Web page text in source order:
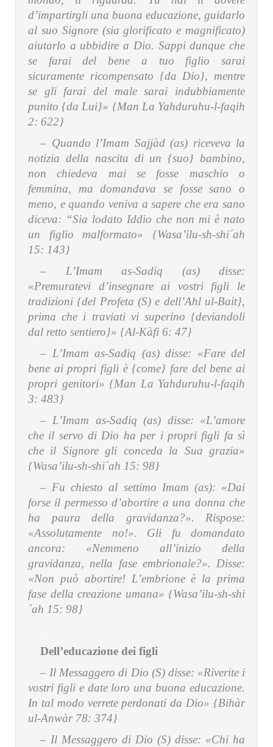
d’impartirgli una buona educazione, guidarlo
al suo Signore (sia glorificato e magnificato)
aiutarlo a ubbidire a Dio. Sappi dunque che
se farai del bene a tuo figlio sarai
sicuramente ricompensato {da Dio}, mentre
se gli farai del male sarai indubbiamente
punito {da Lui}» {Man La Yahduruhu-l-faqih
2: 622}
– Quando l’Imam Sajjàd (as) riceveva la
notizia della nascita di un {suo} bambino,
non chiedeva mai se fosse maschio o
femmina, ma domandava se fosse sano o
meno, e quando veniva a sapere che era sano
diceva: “Sia lodato Iddio che non mi è nato
un figlio malformato» {Wasa’ilu-sh-shi´ah
15: 143}
– L’Imam as-Sadiq (as) disse:
«Premuratevi d’insegnare ai vostri figli le
tradizioni {del Profeta (S) e dell’Ahl ul-Bait},
prima che i traviati vi superino {deviandoli
dal retto sentiero}» {Al-Kàfi 6: 47}
– L’Imam as-Sadiq (as) disse: «Fare del
bene ai propri figli è {come} fare del bene ai
propri genitori» {Man La Yahduruhu-l-faqih
3: 483}
– L’Imam as-Sadiq (as) disse: «L’amore
che il servo di Dio ha per i propri figli fa sì
che il Signore gli conceda la Sua grazia»
{Wasa’ilu-sh-shi´ah 15: 98}
– Fu chiesto al settimo Imam (as): «Dai
forse il permesso d’abortire a una donna che
ha paura della gravidanza?». Rispose:
«Assolutamente no!». Gli fu domandato
ancora: «Nemmeno all’inizio della
gravidanza, nella fase embrionale?». Disse:
«Non può abortire! L’embrione è la prima
fase della creazione umana» {Wasa’ilu-sh-shi
´ah 15: 98}
Dell’educazione dei figli
– Il Messaggero di Dio (S) disse: «Riverite i
vostri figli e date loro una buona educazione.
In tal modo verrete perdonati da Dio» {Bihàr
ul-Anwàr 78: 374}
– Il Messaggero di Dio (S) disse: «Chi ha